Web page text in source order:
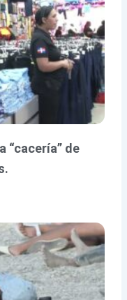
“cacería” de